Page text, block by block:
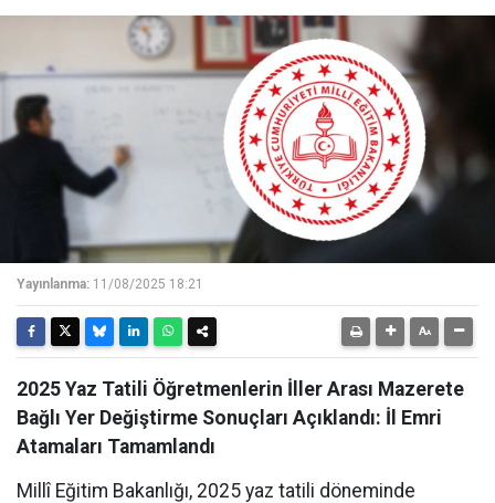
Yayınlanma: 11/08/2025 18:21
2025 Yaz Tatili Öğretmenlerin İller Arası Mazerete
Bağlı Yer Değiştirme Sonuçları Açıklandı: İl Emri
Atamaları Tamamlandı
Millî Eğitim Bakanlığı, 2025 yaz tatili döneminde